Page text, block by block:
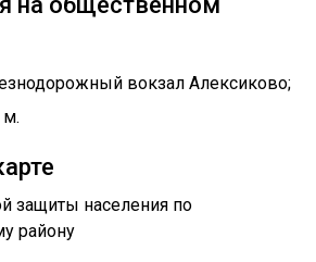
вокзал Алексиково;
м.